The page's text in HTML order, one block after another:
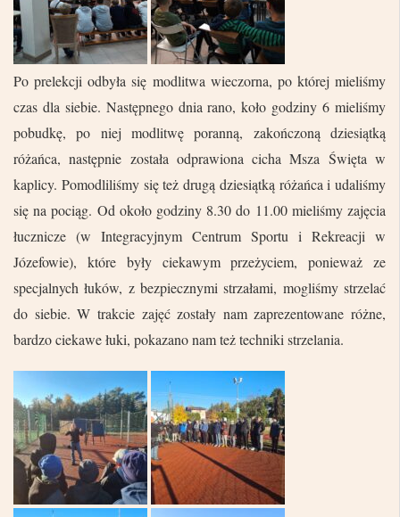
Po prelekcji odbyła się modlitwa wieczorna, po której mieliśmy
czas dla siebie. Następnego dnia rano, koło godziny 6 mieliśmy
pobudkę, po niej modlitwę poranną, zakończoną dziesiątką
różańca, następnie została odprawiona cicha Msza Święta w
kaplicy. Pomodliliśmy się też drugą dziesiątką różańca i udaliśmy
się na pociąg. Od około godziny 8.30 do 11.00 mieliśmy zajęcia
łucznicze (w Integracyjnym Centrum Sportu i Rekreacji w
Józefowie), które były ciekawym przeżyciem, ponieważ ze
specjalnych łuków, z bezpiecznymi strzałami, mogliśmy strzelać
do siebie. W trakcie zajęć zostały nam zaprezentowane różne,
bardzo ciekawe łuki, pokazano nam też techniki strzelania.